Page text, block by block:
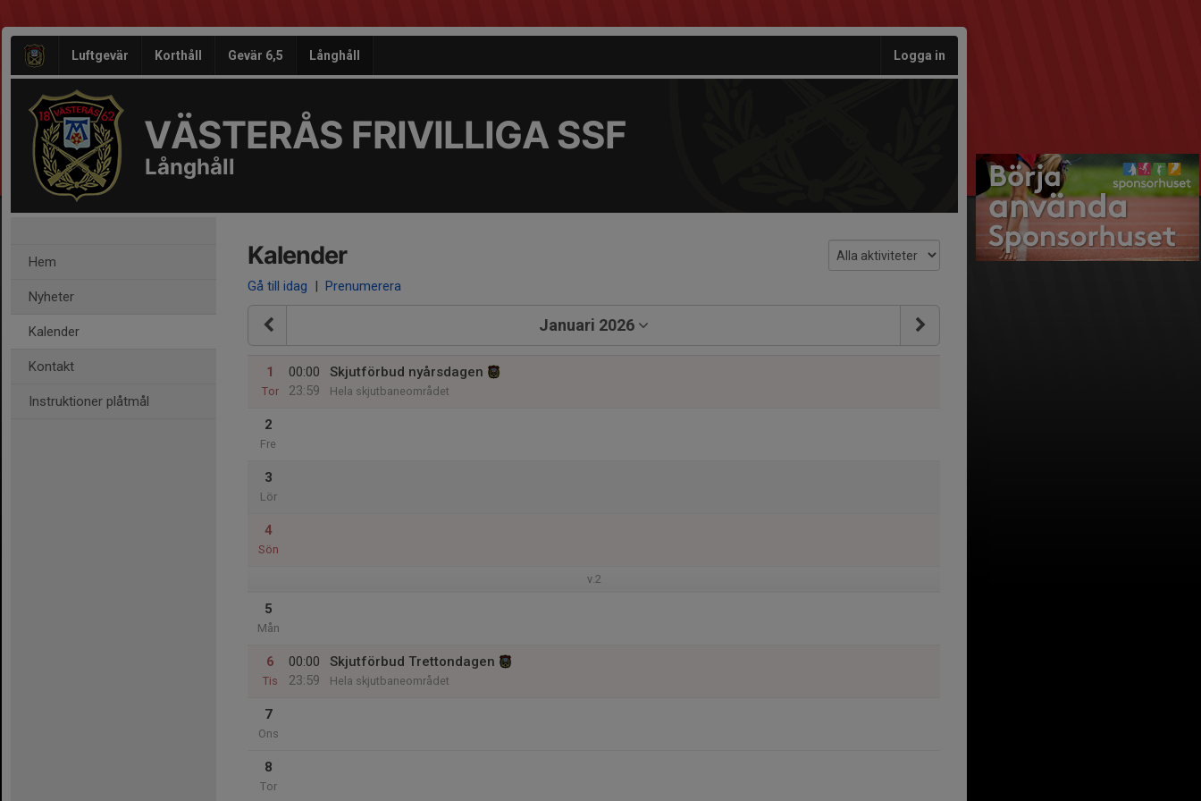
Luftgevär Korthåll Gevär 6,5 Långhåll Logga in
VÄSTERÅS FRIVILLIGA SSF
Långhåll
Hem
Nyheter
Kalender
Kontakt
Instruktioner plåtmål
Kalender
Gå till idag | Prenumerera
Januari 2026
1
Tor
00:00
23:59
Skjutförbud nyårsdagen
Hela skjutbaneområdet
2
Fre
3
Lör
4
Sön
v.2
5
Mån
6
Tis
00:00
23:59
Skjutförbud Trettondagen
Hela skjutbaneområdet
7
Ons
8
Tor